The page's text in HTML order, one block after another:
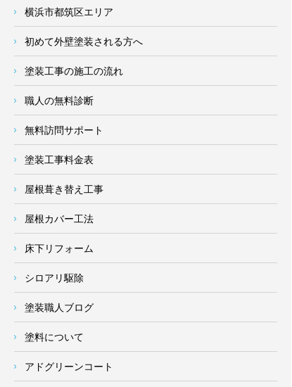
横浜市都筑区エリア
初めて外壁塗装される方へ
塗装工事の施工の流れ
職人の無料診断
無料訪問サポート
塗装工事料金表
屋根葺き替え工事
屋根カバー工法
床下リフォーム
シロアリ駆除
塗装職人ブログ
塗料について
アドグリーンコート